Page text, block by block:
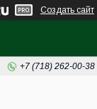
Создать сайт
+7 (718) 262-00-38